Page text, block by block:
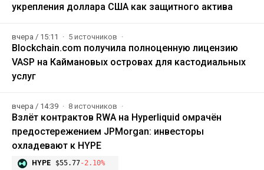
укрепления доллара США как защитного актива
вчера / 15:11 5 источников
Blockchain.com получила полноценную лицензию
VASP на Каймановых островах для кастодиальных
услуг
вчера / 14:39 8 источников
Взлёт контрактов RWA на Hyperliquid омрачён
предостережением JPMorgan: инвесторы
охладевают к HYPE
HYPE $55.77-2.10%